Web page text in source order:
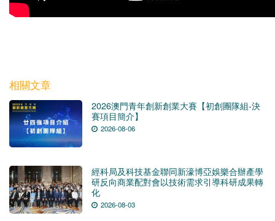
相關文章
2026澳門青年創新創業大賽【初創團隊組-決
賽項目簡介】
2026-08-06
經科局及科技基金聯同新濠博亞娛樂合辦產學
研反向商業配對會以技術需求引導科研成果轉
化
2026-08-03